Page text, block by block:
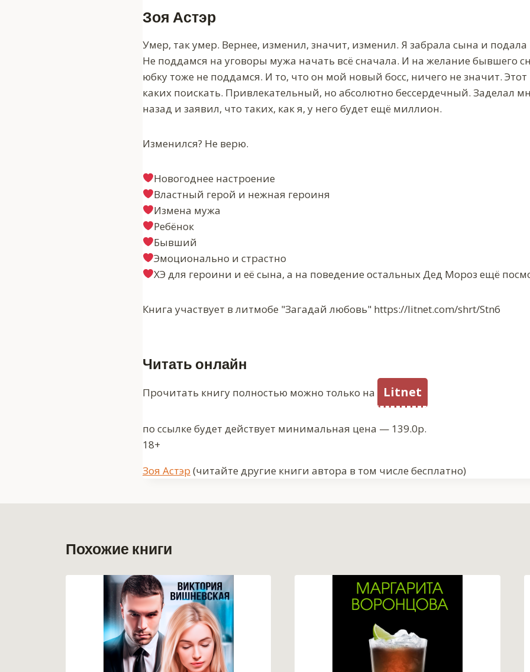
Зоя Астэр
Умер, так умер. Вернее, изменил, значит, изменил. Я забрала сына и подала
Не поддамся на уговоры мужа начать всё сначала. И на желание бывшего
юбку тоже не поддамся. И то, что он мой новый босс, ничего не значит.
каких поискать. Привлекательный, но абсолютно бессердечный. Заделал
назад и заявил, что таких, как я, у него будет ещё миллион.
Изменился? Не верю.
‍Новогоднее настроение
‍Властный герой и нежная героиня
‍Измена мужа
‍Ребёнок
‍Бывший
‍Эмоционально и страстно
‍ХЭ для героини и её сына, а на поведение остальных Дед Мороз ещё
Книга участвует в литмобе "Загадай любовь" https://litnet.com/shrt/Stn6
Читать онлайн
Прочитать книгу полностью можно только на Litnet
по ссылке будет действует минимальная цена — 139.0р.
18+
Метки
Зоя Астэр (читайте другие книги автора в том числе бесплатно)
Похожие книги